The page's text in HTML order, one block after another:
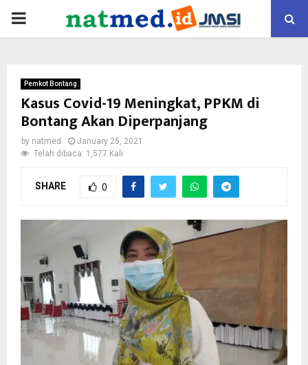
PRIMARY
Pemkot Bontang
Kasus Covid-19 Meningkat, PPKM di
Bontang Akan Diperpanjang
by natmed
January 25, 2021
Telah dibaca: 1,577 Kali
SHARE 0